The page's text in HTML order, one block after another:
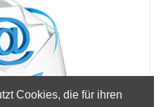
Cookies, die für ihren